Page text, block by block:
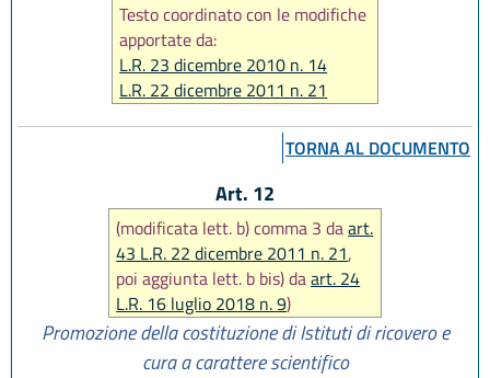
Testo coordinato con le modifiche
apportate da:
L.R. 23 dicembre 2010 n. 14
L.R. 22 dicembre 2011 n. 21
L.R. 1 giugno 2017 n. 9
L.R. 16 luglio 2018 n. 9
L.R. 01 agosto 2019 n. 17
L.R. 6 novembre 2019, n. 22
L.R. 27 dicembre 2022, n. 23
L.R. 25 luglio 2025, n. 9
TORNA AL DOCUMENTO
Art. 12
(modificata lett. b) comma 3 daart.
43 L.R. 22 dicembre 2011 n. 21,
poi aggiunta lett. b bis) daart. 24
L.R. 16 luglio 2018 n. 9)
Promozione della costituzione di Istituti di ricovero e
cura a carattere scientifico